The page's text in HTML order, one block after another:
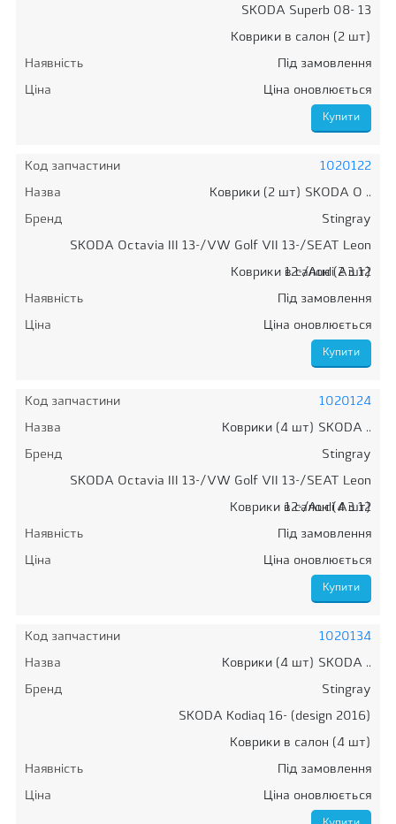
SKODA Superb 08- 13
Коврики в салон (2 шт)
Наявність
Під замовлення
Ціна
Ціна оновлюється
Код запчастини
1020122
Назва
Коврики (2 шт) SKODA O ..
Бренд
Stingray
SKODA Octavia III 13-/VW Golf VII 13-/SEAT Leon
12-/Audi A3 12
Коврики в салон (2 шт)
Наявність
Під замовлення
Ціна
Ціна оновлюється
Код запчастини
1020124
Назва
Коврики (4 шт) SKODA ..
Бренд
Stingray
SKODA Octavia III 13-/VW Golf VII 13-/SEAT Leon
12-/Audi A3 12
Коврики в салон (4 шт)
Наявність
Під замовлення
Ціна
Ціна оновлюється
Код запчастини
1020134
Назва
Коврики (4 шт) SKODA ..
Бренд
Stingray
SKODA Kodiaq 16- (design 2016)
Коврики в салон (4 шт)
Наявність
Під замовлення
Ціна
Ціна оновлюється